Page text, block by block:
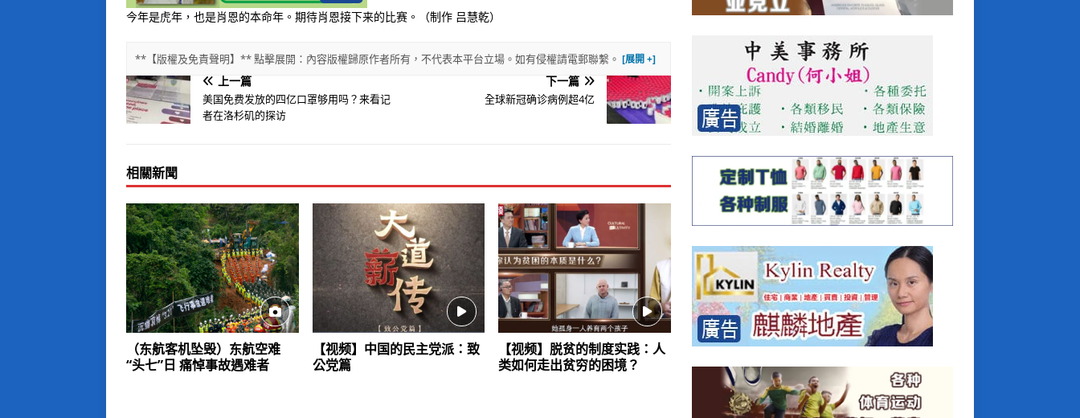
今年是虎年，也是肖恩的本命年。期待肖恩接下来的比赛。（制作 吕慧乾）
**【版權及免責聲明】** 點擊展開：內容版權歸原作者所有，不代表本平台立場。如有侵權請電郵聯繫。
上一篇
美国免费发放的四亿口罩够用吗？来看记
者在洛杉矶的探访
下一篇
全球新冠确诊病例超4亿
相關新聞
（东航客机坠毁）东航空难
“头七”日 痛悼事故遇难者
【视频】中国的民主党派：致
公党篇
【视频】脱贫的制度实践：人
类如何走出贫穷的困境？